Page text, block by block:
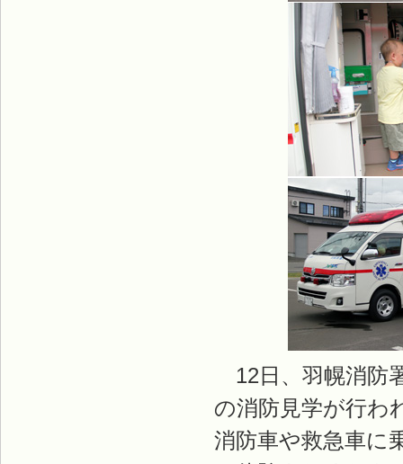
12日、羽幌消防
の消防見学が行わ
消防車や救急車に